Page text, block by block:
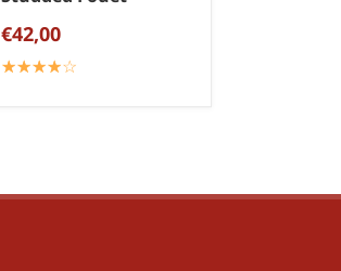
€42,00
☆☆☆☆☆
★★★★★